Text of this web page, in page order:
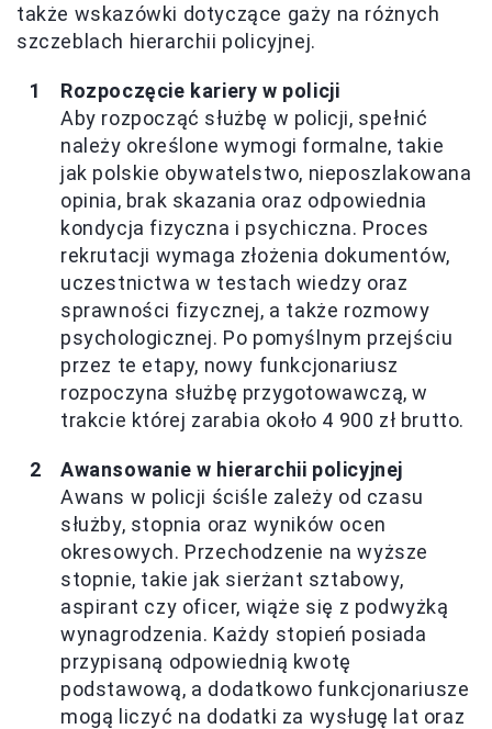
także wskazówki dotyczące gaży na różnych
szczeblach hierarchii policyjnej.
Rozpoczęcie kariery w policji
Aby rozpocząć służbę w policji, spełnić
należy określone wymogi formalne, takie
jak polskie obywatelstwo, nieposzlakowana
opinia, brak skazania oraz odpowiednia
kondycja fizyczna i psychiczna. Proces
rekrutacji wymaga złożenia dokumentów,
uczestnictwa w testach wiedzy oraz
sprawności fizycznej, a także rozmowy
psychologicznej. Po pomyślnym przejściu
przez te etapy, nowy funkcjonariusz
rozpoczyna służbę przygotowawczą, w
trakcie której zarabia około 4 900 zł brutto.
Awansowanie w hierarchii policyjnej
Awans w policji ściśle zależy od czasu
służby, stopnia oraz wyników ocen
okresowych. Przechodzenie na wyższe
stopnie, takie jak sierżant sztabowy,
aspirant czy oficer, wiąże się z podwyżką
wynagrodzenia. Każdy stopień posiada
przypisaną odpowiednią kwotę
podstawową, a dodatkowo funkcjonariusze
mogą liczyć na dodatki za wysługę lat oraz